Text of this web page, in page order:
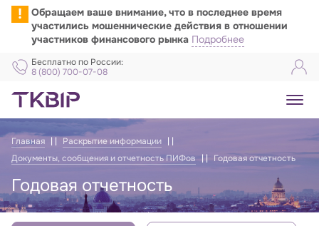
!
Обращаем ваше внимание, что в последнее время
участились мошеннические действия в отношении
участников финансового рынка Подробнее
Бесплатно по России:
8 (800) 700-07-08
Главная
Раскрытие информации
Документы, сообщения и отчетность ПИФов
Годовая отчетность
Годовая отчетность